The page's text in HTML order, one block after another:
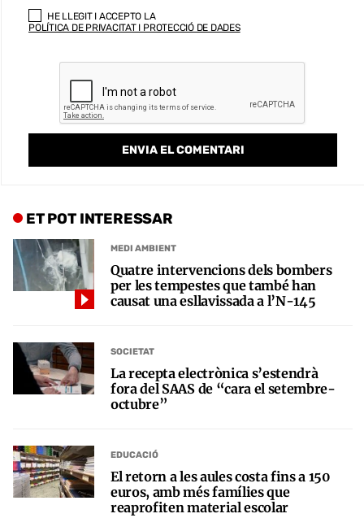
HE LLEGIT I ACCEPTO LA
POLÍTICA DE PRIVACITAT I PROTECCIÓ DE DADES
ET POT INTERESSAR
MEDI AMBIENT
Quatre intervencions dels bombers
per les tempestes que també han
causat una esllavissada a l’N-145
SOCIETAT
La recepta electrònica s’estendrà
fora del SAAS de “cara el setembre-
octubre”
EDUCACIÓ
El retorn a les aules costa fins a 150
euros, amb més famílies que
reaprofiten material escolar